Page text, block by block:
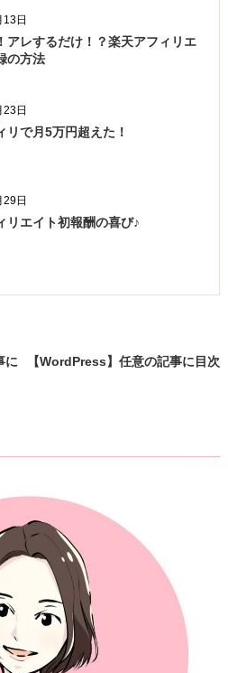
日
アレするだけ！？楽天アフィリエ
の方法
日
リで月5万円超えた！
日
リエイト初報酬の喜び♪
に
【WordPress】任意の記事に目次